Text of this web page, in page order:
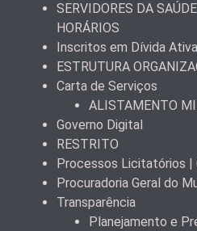
SERVIDORES DA
HORÁRIOS
Inscritos em Dívida Ativa
ESTRUTURA
Carta de Serviços
ALISTAMENTO
Governo Digital
RESTRITO
Processos Licitatórios |
Procuradoria Geral do
Transparência
Planejamento e